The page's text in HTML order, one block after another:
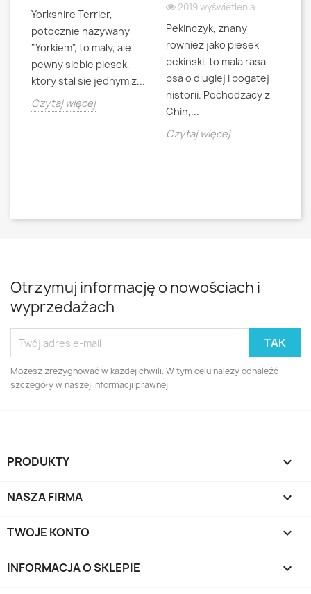
Yorkshire Terrier,
potocznie nazywany
"Yorkiem", to maly, ale
pewny siebie piesek,
ktory stal sie jednym z...
Czytaj więcej
2019 wyświetlenia
Pekinczyk, znany
rowniez jako piesek
pekinski, to mala rasa
psa o dlugiej i bogatej
historii. Pochodzacy z
Chin,...
Czytaj więcej
Otrzymuj informację o nowościach i
wyprzedażach
Możesz zrezygnować w każdej chwili. W tym celu należy odnaleźć
szczegóły w naszej informacji prawnej.
PRODUKTY 
NASZA FIRMA 
TWOJE KONTO 
INFORMACJA O SKLEPIE keyboard_arrow_down